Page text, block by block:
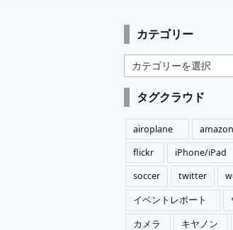
カテゴリー
カ
テ
ゴ
リ
ー
タグクラウド
airoplane amazon
flickr
iPhone/iPad
soccer
twitter
イベントレポート
カメラ
キヤノン